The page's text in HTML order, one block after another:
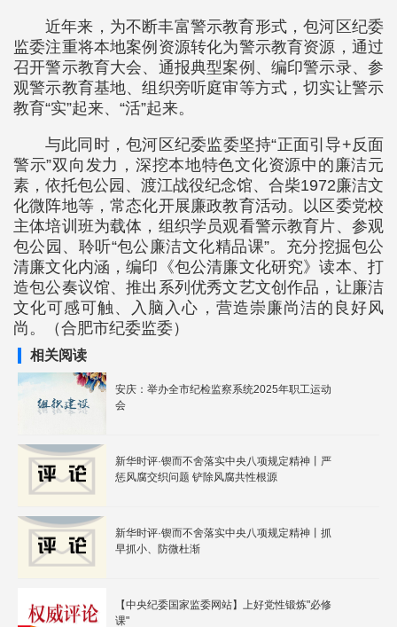
近年来，为不断丰富警示教育形式，包河区纪委
监委注重将本地案例资源转化为警示教育资源，通过
召开警示教育大会、通报典型案例、编印警示录、参
观警示教育基地、组织旁听庭审等方式，切实让警示
教育“实”起来、“活”起来。
与此同时，包河区纪委监委坚持“正面引导+反面
警示”双向发力，深挖本地特色文化资源中的廉洁元
素，依托包公园、渡江战役纪念馆、合柴1972廉洁文
化微阵地等，常态化开展廉政教育活动。以区委党校
主体培训班为载体，组织学员观看警示教育片、参观
包公园、聆听“包公廉洁文化精品课”。充分挖掘包公
清廉文化内涵，编印《包公清廉文化研究》读本、打
造包公奏议馆、推出系列优秀文艺文创作品，让廉洁
文化可感可触、入脑入心，营造崇廉尚洁的良好风
尚。（合肥市纪委监委）
相关阅读
安庆：举办全市纪检监察系统2025年职工运动
会
新华时评·锲而不舍落实中央八项规定精神丨严
惩风腐交织问题 铲除风腐共性根源
新华时评·锲而不舍落实中央八项规定精神丨抓
早抓小、防微杜渐
【中央纪委国家监委网站】上好党性锻炼"必修
课"